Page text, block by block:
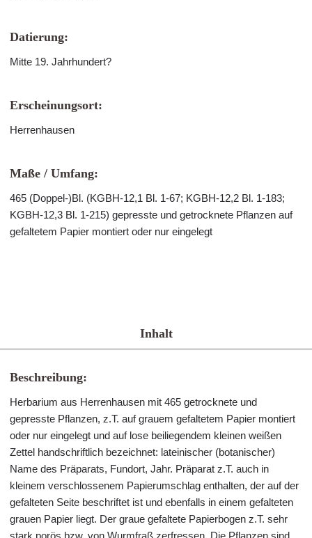
Datierung:
Mitte 19. Jahrhundert?
Erscheinungsort:
Herrenhausen
Maße / Umfang:
465 (Doppel-)Bl. (KGBH-12,1 Bl. 1-67; KGBH-12,2 Bl. 1-183;
KGBH-12,3 Bl. 1-215) gepresste und getrocknete Pflanzen auf
gefaltetem Papier montiert oder nur eingelegt
Inhalt
Beschreibung:
Herbarium aus Herrenhausen mit 465 getrocknete und
gepresste Pflanzen, z.T. auf grauem gefaltetem Papier montiert
oder nur eingelegt und auf lose beiliegendem kleinen weißen
Zettel handschriftlich bezeichnet: lateinischer (botanischer)
Name des Präparats, Fundort, Jahr. Präparat z.T. auch in
kleinem verschlossenem Papierumschlag enthalten, der auf der
gefalteten Seite beschriftet ist und ebenfalls in einem gefalteten
grauen Papier liegt. Der graue gefaltete Papierbogen z.T. sehr
stark porös bzw. von Wurmfraß zerfressen. Die Pflanzen sind